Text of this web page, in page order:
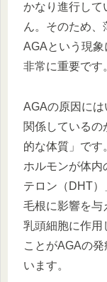
かなり進行して
ん。そのため
AGAという現
非常に重要です
AGAの原因に
関係しているの
的な体質」です
ホルモンが体内
テロン（DHT）
毛根に影響を与
乳頭細胞に作用
ことがAGAの
います。